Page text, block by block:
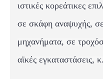
ιστικές κορεάτικες
σε σκάφη αναψυχής,
μηχανήματα, σε
αϊκές εγκαταστάσεις,